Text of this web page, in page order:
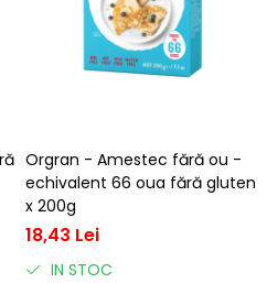
Orgran - Amestec fără ou -
echivalent 66 oua fără gluten
x 200g
18,43 Lei
IN STOC